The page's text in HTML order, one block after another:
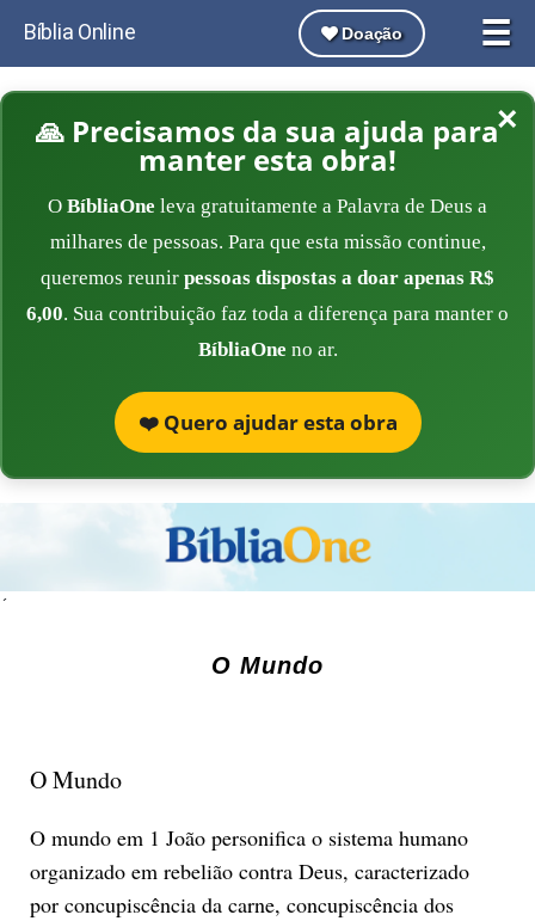
☰
Bíblia Online Doação
×
🙏 Precisamos da sua ajuda para
manter esta obra!
O BíbliaOne leva gratuitamente a Palavra de Deus a
milhares de pessoas. Para que esta missão continue,
queremos reunir pessoas dispostas a doar apenas R$
6,00. Sua contribuição faz toda a diferença para manter o
BíbliaOne no ar.
❤️ Quero ajudar esta obra
´
O Mundo
O Mundo
O mundo em 1 João personifica o sistema humano
organizado em rebelião contra Deus, caracterizado
por concupiscência da carne, concupiscência dos